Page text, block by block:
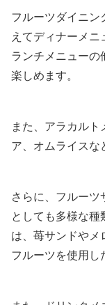
フルーツダイニン
えてディナーメニ
ランチメニューの
楽しめます。
また、アラカルト
ア、オムライスな
さらに、フルーツ
としても多様な種
は、苺サンドやメ
フルーツを使用し